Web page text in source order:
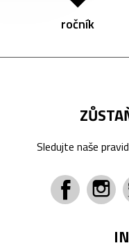
ročník
Sledujte naše